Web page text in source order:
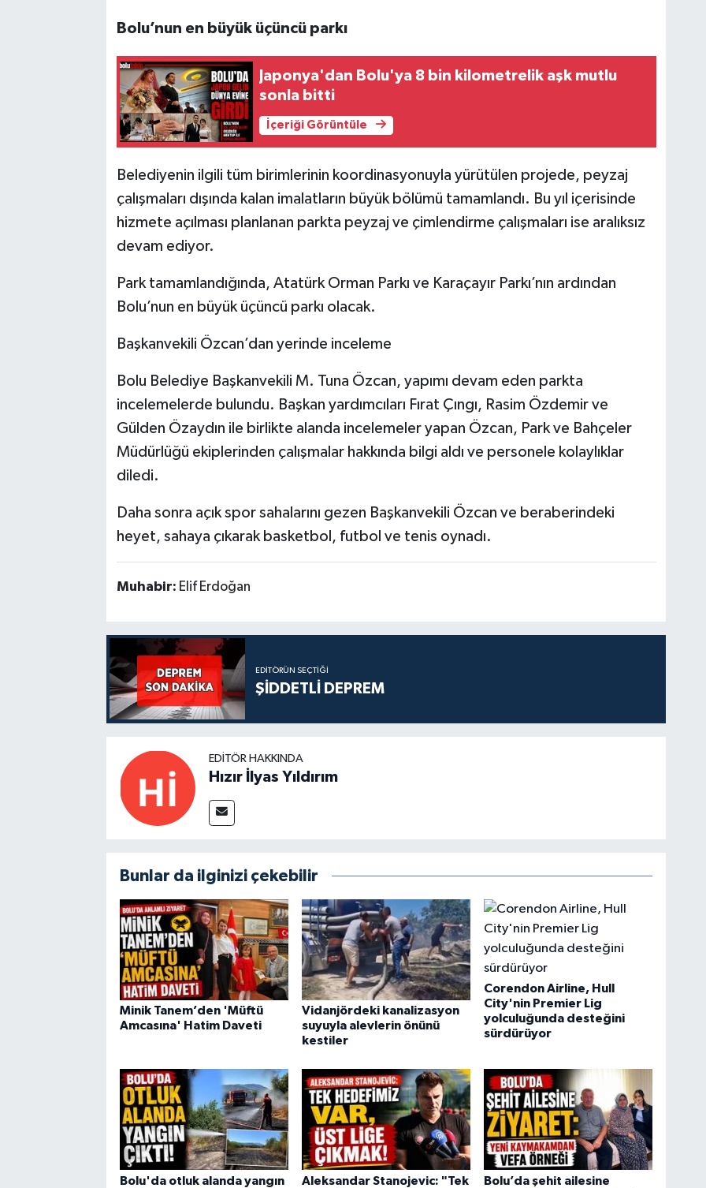
Bolu’nun en büyük üçüncü parkı
Japonya'dan Bolu'ya 8 bin kilometrelik aşk mutlu
sonla bitti
İçeriği Görüntüle
Belediyenin ilgili tüm birimlerinin koordinasyonuyla yürütülen projede, peyzaj
çalışmaları dışında kalan imalatların büyük bölümü tamamlandı. Bu yıl içerisinde
hizmete açılması planlanan parkta peyzaj ve çimlendirme çalışmaları ise aralıksız
devam ediyor.
Park tamamlandığında, Atatürk Orman Parkı ve Karaçayır Parkı’nın ardından
Bolu’nun en büyük üçüncü parkı olacak.
Başkanvekili Özcan’dan yerinde inceleme
Bolu Belediye Başkanvekili M. Tuna Özcan, yapımı devam eden parkta
incelemelerde bulundu. Başkan yardımcıları Fırat Çıngı, Rasim Özdemir ve
Gülden Özaydın ile birlikte alanda incelemeler yapan Özcan, Park ve Bahçeler
Müdürlüğü ekiplerinden çalışmalar hakkında bilgi aldı ve personele kolaylıklar
diledi.
Daha sonra açık spor sahalarını gezen Başkanvekili Özcan ve beraberindeki
heyet, sahaya çıkarak basketbol, futbol ve tenis oynadı.
Muhabir: Elif Erdoğan
EDITÖRÜN SEÇTIĞI
ŞİDDETLİ DEPREM
EDITÖR HAKKINDA
Hızır İlyas Yıldırım
Bunlar da ilginizi çekebilir
Minik Tanem’den 'Müftü
Amcasına' Hatim Daveti
Vidanjördeki kanalizasyon
suyuyla alevlerin önünü
kestiler
Corendon Airline, Hull
City'nin Premier Lig
yolculuğunda desteğini
sürdürüyor
Bolu'da otluk alanda yangın
Aleksandar Stanojevic: "Tek
Bolu’da şehit ailesine